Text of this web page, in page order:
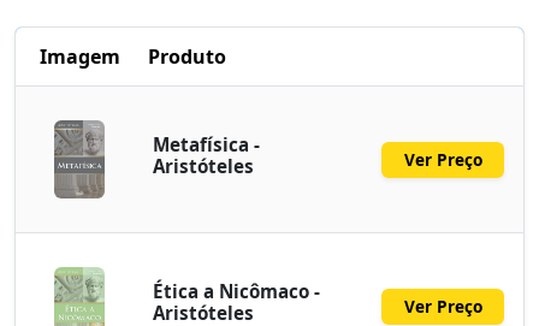
Imagem Produto
Metafísica -
Aristóteles
Ver Preço
Ética a Nicômaco -
Aristóteles
Ver Preço